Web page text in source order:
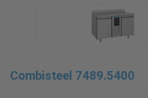
Combisteel 7489.5400